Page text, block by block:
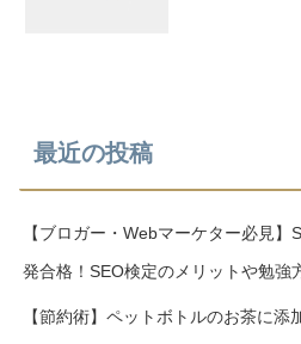
最近の投稿
【ブロガー・Webマーケター必見
発合格！SEO検定のメリットや勉強
【節約術】ペットボトルのお茶に